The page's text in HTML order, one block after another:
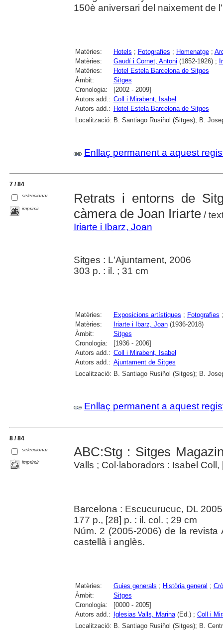
150è aniversari del naixement de
Matèries: Hotels ; Fotografies ; Homenatge;
Matèries:
Gaudí i Cornet, Antoni (1852-1926) ;
Matèries:
Hotel Estela Barcelona de Sitges
Àmbit:
Sitges
Cronologia:
[2002 - 2009]
Autors add.: Coll i Mirabent, Isabel
Autors add.: Hotel Estela Barcelona de Sitges
Localització: B. Santiago Rusiñol (Sitges); B.
Enllaç permanent a aquest
7 / 84
seleccionar
imprimir
Retrats i entorns de
càmera de Joan Iriarte/
Iriarte i Ibarz, Joan
Sitges : L'Ajuntament, 2006
303 p. : il. ; 31 cm
Matèries: Exposicions artístiques ; Fotografies
Matèries:
Iriarte i Ibarz, Joan(1936-2018)
Àmbit:
Sitges
Cronologia:
[1936 - 2006]
Autors add.: Coll i Mirabent, Isabel
Autors add.: Ajuntament de Sitges
Localització: B. Santiago Rusiñol (Sitges); B.
Enllaç permanent a aquest
8 / 84
seleccionar
imprimir
ABC:Stg : Sitges
Valls ; Col·laboradors : Isabel Coll,
Barcelona : Escucurucuc, DL 2005
177 p., [28] p. : il. col. ; 29 cm
Núm. 2 (2005-2006) de la
castellà i anglès.
Matèries: Guies generals ; Història general ;
Àmbit:
Sitges
Cronologia:
[0000 - 2005]
Autors add.:
Iglesias Valls, Marina(Ed.) ; Coll i
Localització: B. Santiago Rusiñol (Sitges); B.